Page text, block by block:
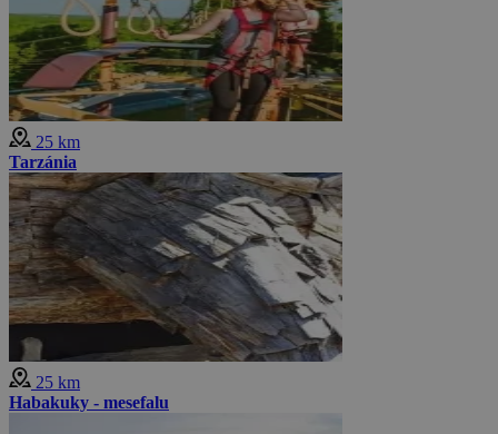
25 km
Tarzánia
25 km
Habakuky - mesefalu